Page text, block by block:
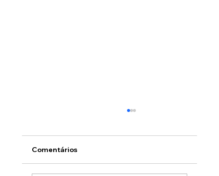
Comentários